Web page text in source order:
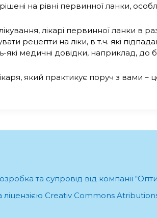
на рівні первинної ланки,
лікарі первинної ланки в
рецепти на ліки, в т.ч. які
які медичні довідки, наприклад, до
який практикує поруч з вами –
та супровід від компанії
ліцензією Creativ Commons